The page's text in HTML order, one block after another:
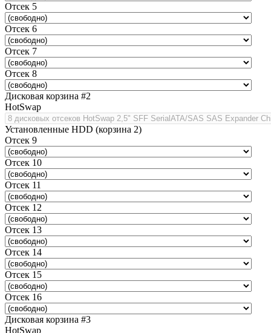
Отсек 5
Отсек 6
Отсек 7
Отсек 8
Дисковая корзина #2
HotSwap
Установленные HDD (корзина 2)
Отсек 9
Отсек 10
Отсек 11
Отсек 12
Отсек 13
Отсек 14
Отсек 15
Отсек 16
Дисковая корзина #3
HotSwap